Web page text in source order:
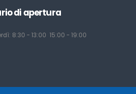
di apertura
8:30 - 13:00 15:00 - 19:00